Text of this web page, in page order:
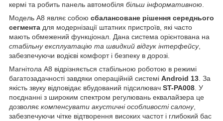
кермі та робить панель автомобіля більш інформативною.
Модель А8 являє собою сбалансоване рішення середнього
сегмента для модернізації штатних пристроїв, які часто
мають обмежений функціонал. Дана система орієнтована на
стабільну експлуатацію та швидкий відгук інтерфейсу,
забезпечуючи водієві комфорт і безпеку в дорозі.
Магнітола А8 відрізняється стабільною роботою в режимі
багатозадачності завдяки операційній системі Android 13. За
якість звуку відповідає вбудований підсилювач ST-PA008. У
поєднанні з широким спектром регулювань еквалайзера це
дозволяє компенсувати акустичні особливості салону,
забезпечуючи чітке відтворення високих частот і глибокий бас